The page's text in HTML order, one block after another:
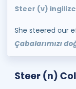
Steer (v)
She steered our
Çabalarımızı
Steer (n)